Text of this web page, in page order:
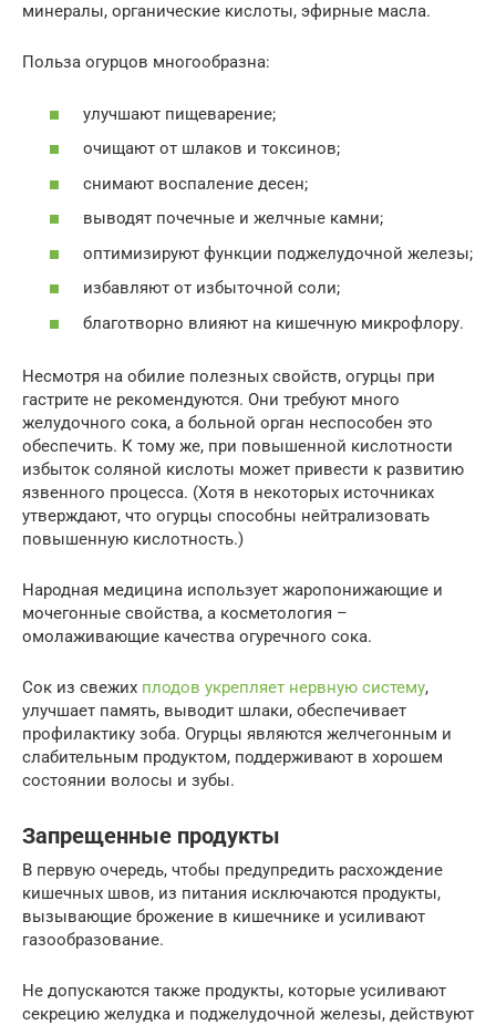
минералы, органические кислоты, эфирные масла.
Польза огурцов многообразна:
улучшают пищеварение;
очищают от шлаков и токсинов;
снимают воспаление десен;
выводят почечные и желчные камни;
оптимизируют функции поджелудочной железы;
избавляют от избыточной соли;
благотворно влияют на кишечную микрофлору.
Несмотря на обилие полезных свойств, огурцы при
гастрите не рекомендуются. Они требуют много
желудочного сока, а больной орган неспособен это
обеспечить. К тому же, при повышенной кислотности
избыток соляной кислоты может привести к развитию
язвенного процесса. (Хотя в некоторых источниках
утверждают, что огурцы способны нейтрализовать
повышенную кислотность.)
Народная медицина использует жаропонижающие и
мочегонные свойства, а косметология –
омолаживающие качества огуречного сока.
Сок из свежих плодов укрепляет нервную систему,
улучшает память, выводит шлаки, обеспечивает
профилактику зоба. Огурцы являются желчегонным и
слабительным продуктом, поддерживают в хорошем
состоянии волосы и зубы.
Запрещенные продукты
В первую очередь, чтобы предупредить расхождение
кишечных швов, из питания исключаются продукты,
вызывающие брожение в кишечнике и усиливают
газообразование.
Не допускаются также продукты, которые усиливают
секрецию желудка и поджелудочной железы, действуют